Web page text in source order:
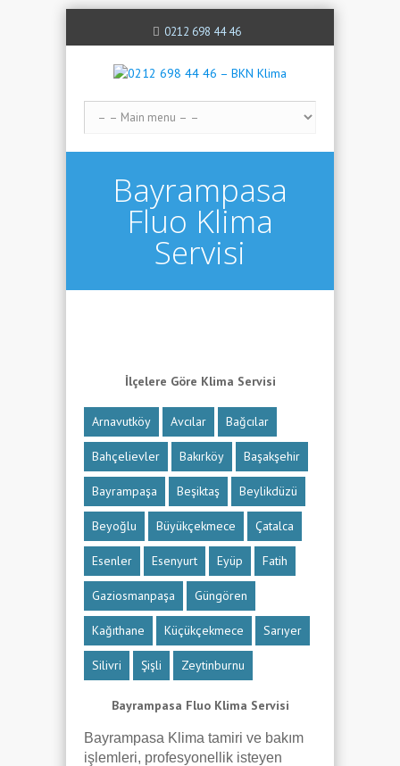
0212 698 44 46
Bayrampasa
Fluo Klima
Servisi
İlçelere Göre Klima Servisi
Arnavutköy Avcılar Bağcılar
Bahçelievler Bakırköy Başakşehir
Bayrampaşa Beşiktaş Beylikdüzü
Beyoğlu Büyükçekmece Çatalca
Esenler Esenyurt Eyüp Fatih
Gaziosmanpaşa Güngören
Kağıthane Küçükçekmece Sarıyer
Silivri Şişli Zeytinburnu
Bayrampasa Fluo Klima Servisi
Bayrampasa Klima tamiri ve bakım
işlemleri, profesyonellik isteyen